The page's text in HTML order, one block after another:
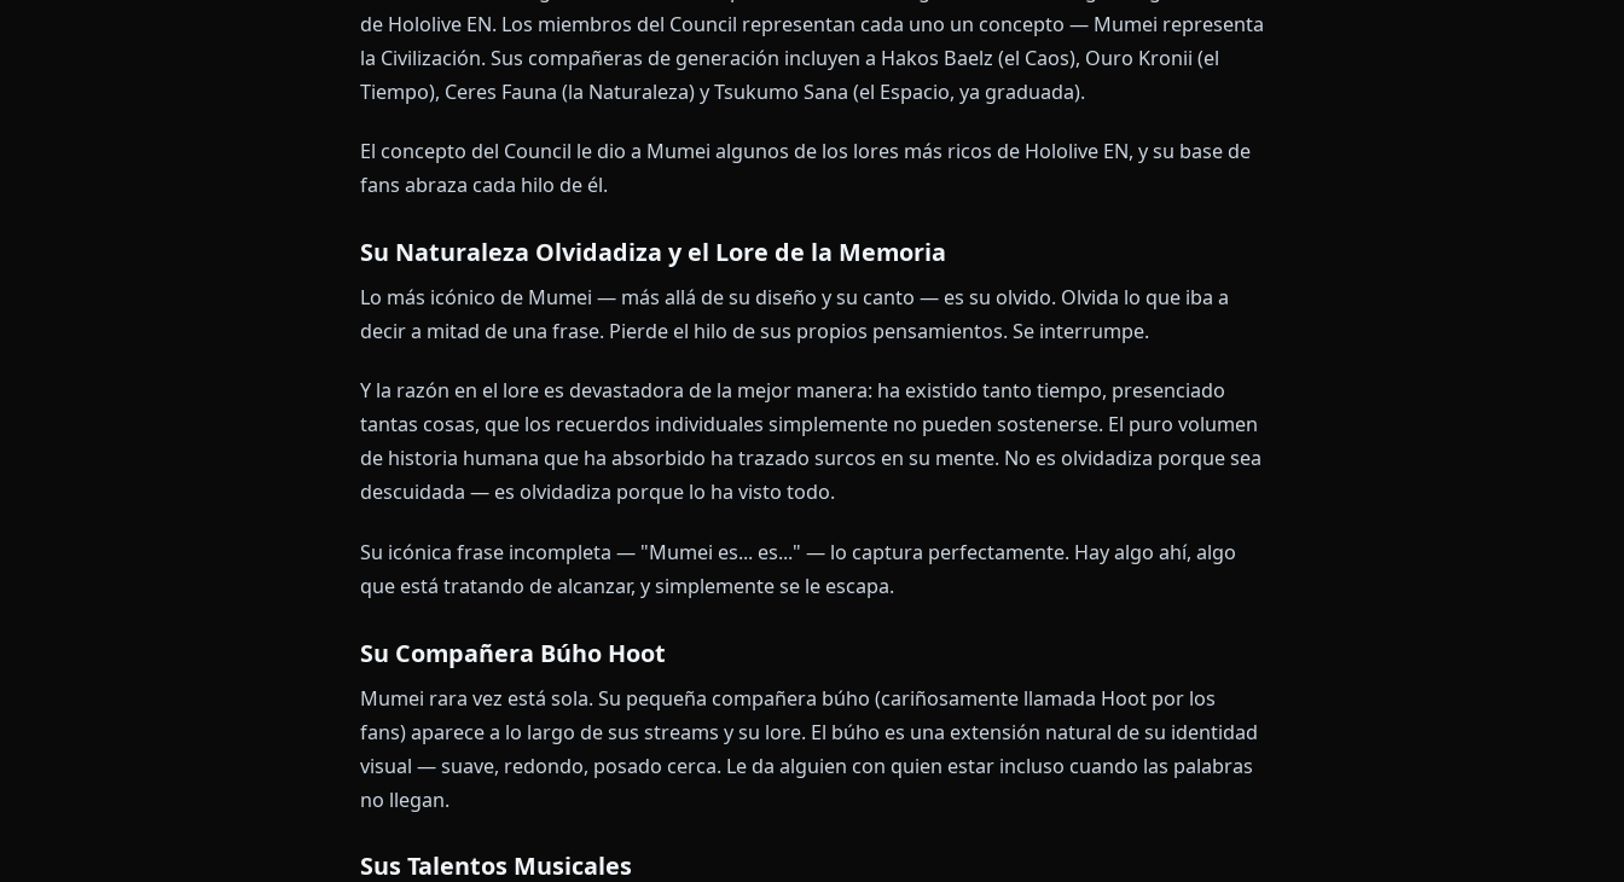
habiendo existido junto a la humanidad a través de cada época de la historia. Ha visto caer
imperios, morir idiomas, desmoronarse monumentos. Lleva el peso de todo eso, lo recuerde o no.
divertidas historias de fondo fantásticas. Mumei tiene algo más parecido a una carga mitológica.
Hololive EN Council — Generación 2
Mumei debutó en agosto de 2021 como parte del Hololive English Council, la segunda generación
de Hololive EN. Los miembros del Council representan cada uno un concepto — Mumei representa
Tiempo), Ceres Fauna (la Naturaleza) y Tsukumo Sana (el Espacio, ya graduada).
El concepto del Council le dio a Mumei algunos de los lores más ricos de Hololive EN, y su base de
fans abraza cada hilo de él.
Su Naturaleza Olvidadiza y el Lore de la Memoria
decir a mitad de una frase. Pierde el hilo de sus propios pensamientos. Se interrumpe.
Y la razón en el lore es devastadora de la mejor manera: ha existido tanto tiempo, presenciado
tantas cosas, que los recuerdos individuales simplemente no pueden sostenerse. El puro volumen
de historia humana que ha absorbido ha trazado surcos en su mente. No es olvidadiza porque sea